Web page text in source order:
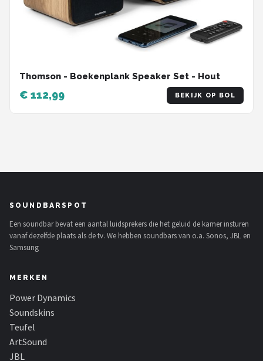
Thomson - Boekenplank Speaker Set - Hout
€ 112,99 BEKIJK OP BOL
SOUNDBARSPOT
Een soundbar bevat een aantal luidsprekers die het geluid de kamer insturen
vanaf dezelfde plaats als de tv. We hebben soundbars van o.a. Sonos, JBL en
Samsung
MERKEN
Power Dynamics
Soundskins
Teufel
ArtSound
JBL